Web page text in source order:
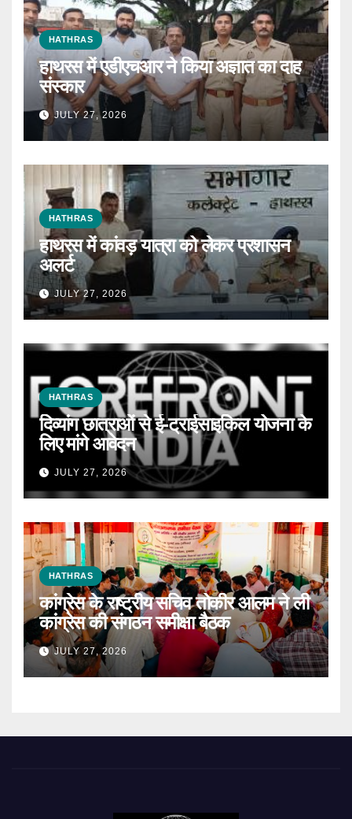
HATHRAS
हाथरस में एडीएचआर ने किया अज्ञात का दाह
संस्कार
JULY 27, 2026
HATHRAS
हाथरस में कांवड़ यात्रा को लेकर प्रशासन
अलर्ट
JULY 27, 2026
HATHRAS
दिव्यांग छात्राओं से ई-ट्राईसाइकिल योजना के
लिए मांगे आवेदन
JULY 27, 2026
HATHRAS
कांग्रेस के राष्ट्रीय सचिव तोकीर आलम ने ली
कांग्रेस की संगठन समीक्षा बैठक
JULY 27, 2026